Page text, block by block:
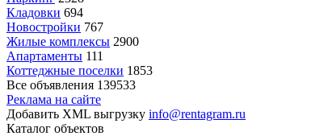
Кладовки 694
Новостройки 767
Жилые комплексы 2900
Апартаменты 111
Коттеджные поселки 1853
Все объявления 139533
Реклама на сайте
Добавить XML выгрузку info@rentagram.ru
Каталог объектов